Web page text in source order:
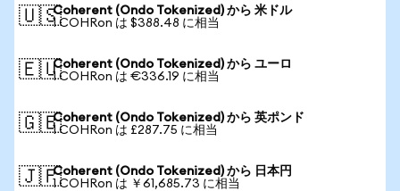
🇺🇸Coherent (Ondo Tokenized) から 米ドル
1 COHRon は $388.48 に相当
🇪🇺Coherent (Ondo Tokenized) から ユーロ
1 COHRon は €336.19 に相当
🇬🇧Coherent (Ondo Tokenized) から 英ポンド
1 COHRon は £287.75 に相当
🇯🇵Coherent (Ondo Tokenized) から 日本円
1 COHRon は ￥61,685.73 に相当